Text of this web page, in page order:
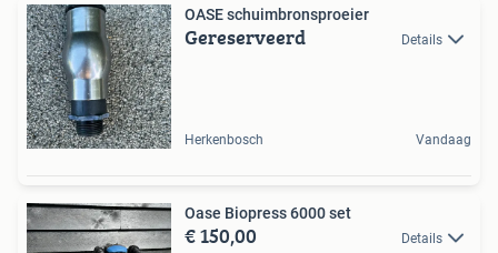
OASE schuimbronsproeier
Gereserveerd Details
Herkenbosch Vandaag
Oase Biopress 6000 set
€ 150,00 Details